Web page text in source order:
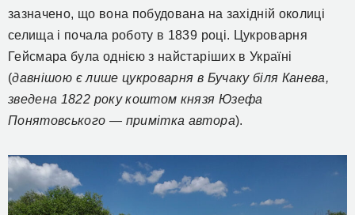
зазначено, що вона побудована на західній околиці
селища і почала роботу в 1839 році. Цукроварня
Гейсмара була однією з найстаріших в Україні
(давнішою є лише цукроварня в Бучаку біля Канева,
зведена 1822 року коштом князя Юзефа
Понятовського — примітка автора).